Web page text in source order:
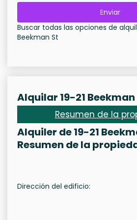
Enviar
Buscar todas las opciones de
Beekman St
Alquilar 19-21
Resumen de la
Alquiler de 19-21
Resumen de la
Dirección del edificio: